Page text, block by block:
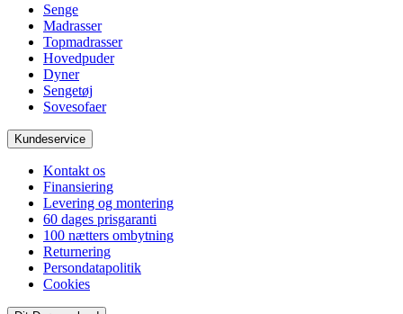
Senge
Madrasser
Topmadrasser
Hovedpuder
Dyner
Sengetøj
Sovesofaer
Kundeservice
Kontakt os
Finansiering
Levering og montering
60 dages prisgaranti
100 nætters ombytning
Returnering
Persondatapolitik
Cookies